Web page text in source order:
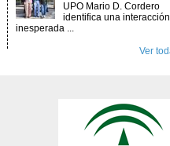
UPO Mario D. Cordero
identifica una interacción
inesperada ...
Ver